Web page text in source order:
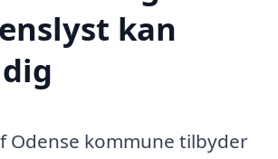
kan
Odense kommune tilbyder